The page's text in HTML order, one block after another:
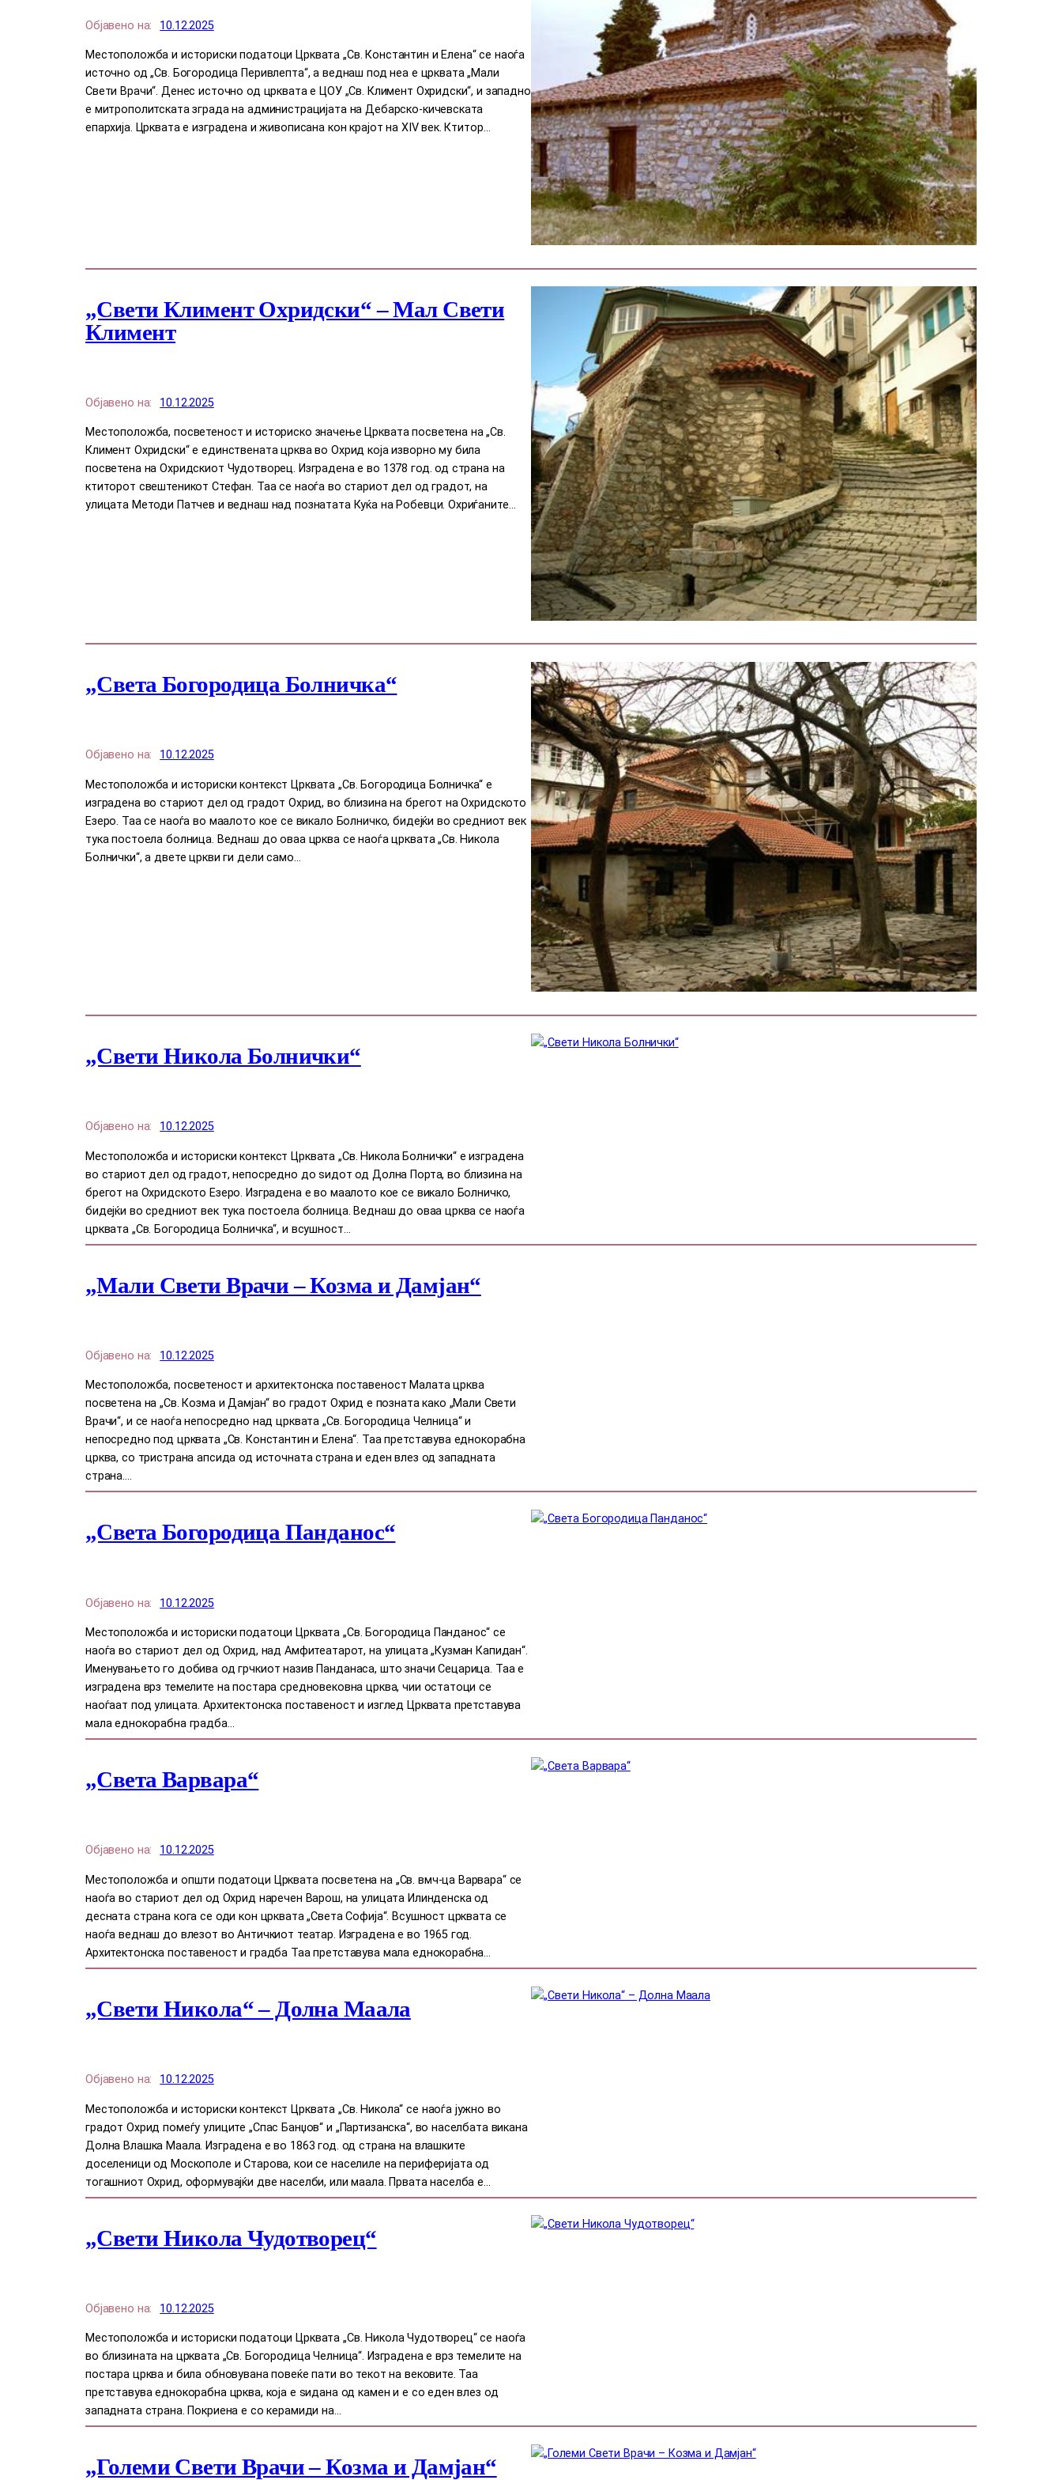
Објавено на: 10.12.2025
Местоположба и историски податоци Црквата „Св. Константин и Елена“ се наоѓа
источно од „Св. Богородица Перивлепта“, а веднаш под неа е црквата „Мали
Свети Врачи“. Денес источно од црквата е ЦОУ „Св. Климент Охридски“, и западно
е митрополитската зграда на администрацијата на Дебарско-кичевската
епархија. Црквата е изградена и живописана кон крајот на XIV век. Ктитор…
„Свети Климент Охридски“ – Мал Свети
Климент
Објавено на: 10.12.2025
Местоположба, посветеност и историско значење Црквата посветена на „Св.
Климент Охридски“ е единствената црква во Охрид која изворно му била
посветена на Охридскиот Чудотворец. Изградена е во 1378 год. од страна на
ктиторот свештеникот Стефан. Таа се наоѓа во стариот дел од градот, на
улицата Методи Патчев и веднаш над познатата Куќа на Робевци. Охриѓаните…
„Света Богородица Болничка“
Објавено на: 10.12.2025
Местоположба и историски контекст Црквата „Св. Богородица Болничка“ е
изградена во стариот дел од градот Охрид, во близина на брегот на Охридското
Езеро. Таа се наоѓа во маалото кое се викало Болничко, бидејќи во средниот век
тука постоела болница. Веднаш до оваа црква се наоѓа црквата „Св. Никола
Болнички“, а двете цркви ги дели само…
„Свети Никола Болнички“
Објавено на: 10.12.2025
Местоположба и историски контекст Црквата „Св. Никола Болнички“ е изградена
во стариот дел од градот, непосредно до ѕидот од Долна Порта, во близина на
брегот на Охридското Езеро. Изградена е во маалото кое се викало Болничко,
бидејќи во средниот век тука постоела болница. Веднаш до оваа црква се наоѓа
црквата „Св. Богородица Болничка“, и всушност…
„Мали Свети Врачи – Козма и Дамјан“
Објавено на: 10.12.2025
Местоположба, посветеност и архитектонска поставеност Малата црква
посветена на „Св. Козма и Дамјан“ во градот Охрид е позната како „Мали Свети
Врачи“, и се наоѓа непосредно над црквата „Св. Богородица Челница“ и
непосредно под црквата „Св. Константин и Елена“. Таа претставува еднокорабна
црква, со тристрана апсида од источната страна и еден влез од западната
страна.…
„Света Богородица Панданос“
Објавено на: 10.12.2025
Местоположба и историски податоци Црквата „Св. Богородица Панданос“ се
наоѓа во стариот дел од Охрид, над Амфитеатарот, на улицата „Кузман Капидан“.
Именувањето го добива од грчкиот назив Панданаса, што значи Сецарица. Таа е
изградена врз темелите на постара средновековна црква, чии остатоци се
наоѓаат под улицата. Архитектонска поставеност и изглед Црквата претставува
мала еднокорабна градба…
„Света Варвара“
Објавено на: 10.12.2025
Местоположба и општи податоци Црквата посветена на „Св. вмч-ца Варвара“ се
наоѓа во стариот дел од Охрид наречен Варош, на улицата Илинденска од
десната страна кога се оди кон црквата „Света Софија“. Всушност црквата се
наоѓа веднаш до влезот во Античкиот театар. Изградена е во 1965 год.
Архитектонска поставеност и градба Таа претставува мала еднокорабна…
„Свети Никола“ – Долна Маала
Објавено на: 10.12.2025
Местоположба и историски контекст Црквата „Св. Никола“ се наоѓа јужно во
градот Охрид помеѓу улиците „Спас Банџов“ и „Партизанска“, во населбата викана
Долна Влашка Маала. Изградена е во 1863 год. од страна на влашките
доселеници од Москополе и Старова, кои се населиле на периферијата од
тогашниот Охрид, оформувајќи две населби, или маала. Првата населба е…
„Свети Никола Чудотворец“
Објавено на: 10.12.2025
Местоположба и историски податоци Црквата „Св. Никола Чудотворец“ се наоѓа
во близината на црквата „Св. Богородица Челница“. Изградена е врз темелите на
постара црква и била обновувана повеќе пати во текот на вековите. Таа
претставува еднокорабна црква, која е ѕидана од камен и е со еден влез од
западната страна. Покриена е со керамиди на…
„Големи Свети Врачи – Козма и Дамјан“